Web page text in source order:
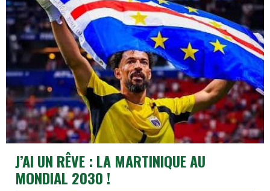
J’AI UN RÊVE : LA MARTINIQUE AU
MONDIAL 2030 !